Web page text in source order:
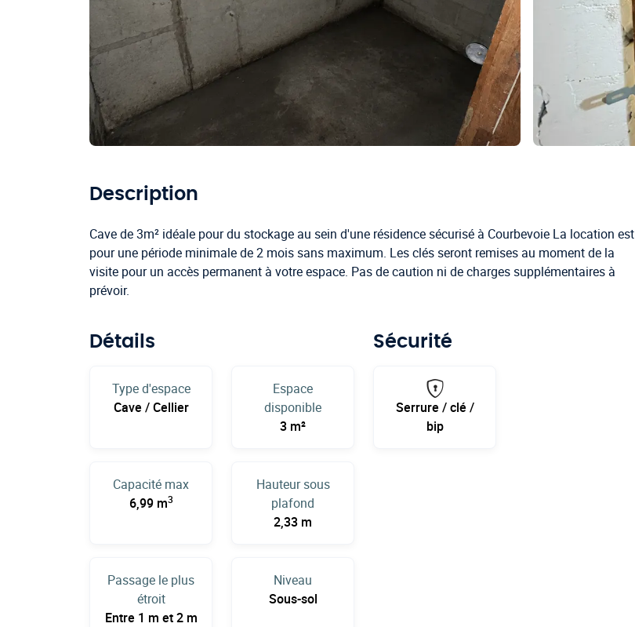
Description
Cave de 3m² idéale pour du stockage au sein d'une résidence sécurisé à Courbevoie La location est
pour une période minimale de 2 mois sans maximum. Les clés seront remises au moment de la
visite pour un accès permanent à votre espace. Pas de caution ni de charges supplémentaires à
prévoir.
Détails
Type d'espace
Cave / Cellier
Espace
disponible
3 m²
Capacité max
6,99 m3
Hauteur sous
plafond
2,33 m
Passage le plus
étroit
Entre 1 m et 2 m
Niveau
Sous-sol
Sécurité
Serrure / clé /
bip